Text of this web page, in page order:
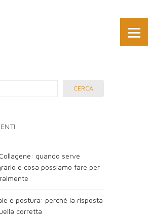
CERCA
quando serve
e cosa possiamo fare per
e postura: perché la risposta
corretta